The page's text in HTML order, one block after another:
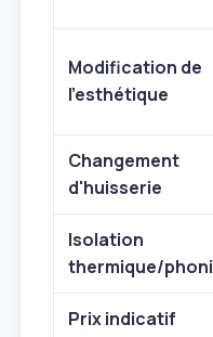
Modification de
l'esthétique
Changement
d'huisserie
Isolation
thermique/
Prix indicatif